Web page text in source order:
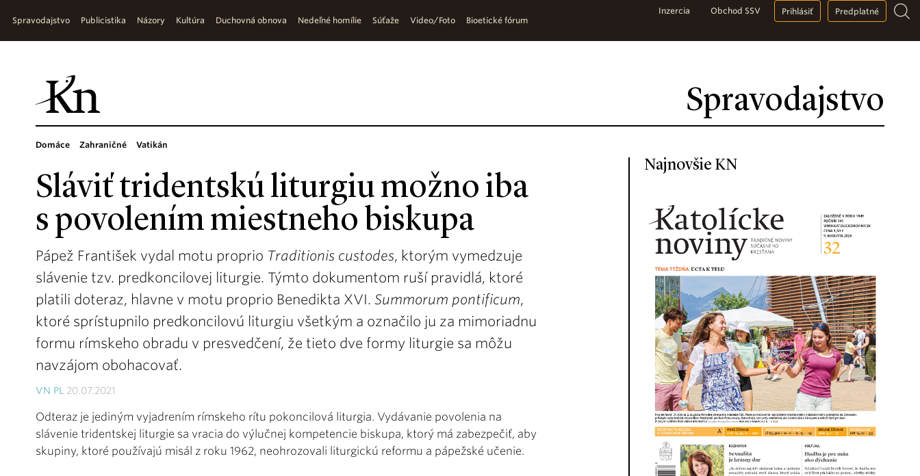
Spravodajstvo
Spravodajstvo Publicistika Názory Kultúra Duchovná obnova Nedeľné homílie Súťaže Video/Foto Bioetické fórum
Inzercia Obchod SSV Prihlásiť Predplatné
Domáce Zahraničné Vatikán
Sláviť tridentskú liturgiu možno iba
s povolením miestneho biskupa
Pápež František vydal motu proprio Traditionis custodes, ktorým vymedzuje
slávenie tzv. predkoncilovej liturgie. Týmto dokumentom ruší pravidlá, ktoré
platili doteraz, hlavne v motu proprio Benedikta XVI. Summorum pontificum,
ktoré sprístupnilo predkoncilovú liturgiu všetkým a označilo ju za mimoriadnu
formu rímskeho obradu v presvedčení, že tieto dve formy liturgie sa môžu
navzájom obohacovať.
VN PL 20.07.2021
Odteraz je jediným vyjadrením rímskeho rítu pokoncilová liturgia. Vydávanie povolenia na
slávenie tridentskej liturgie sa vracia do výlučnej kompetencie biskupa, ktorý má zabezpečiť, aby
skupiny, ktoré používajú misál z roku 1962, neohrozovali liturgickú reformu a pápežské učenie.
Najnovšie KN